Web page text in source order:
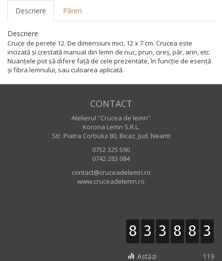
Descriere Păreri
Descriere
Cruce de perete 12. De dimensiuni mici, 12 x 7 cm. Crucea este
incizată și crestată manual din lemn de nuc, prun, cireș, păr, arin, etc.
Nuanțele pot să difere față de cele prezentate, în funcție de esență
și fibra lemnului, sau culoarea aplicată.
CONTACT
Atelierul ''Crucea de lemn''
Korona Lemn S.R.L.
Str. Piatra Corbului 80, Bicaz, Jud. Neamt
0752 325 590
0742 283 084
contact@cruceadelemn.ro
www.cruceadelemn.ro
Astăzi
119